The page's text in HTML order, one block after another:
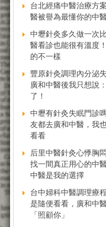
台北經痛中醫治療方
醫被譽為最懂你的中
中壢針灸多久做一次
醫看診也能很有溫度
的不一樣
豐原針灸調理內分泌
廣和中醫後我只想說
了！
中壢有針灸失眠門診
友都去廣和中醫，我
看看
后里中醫針灸心悸胸
找一間真正用心的中
中醫是我的選擇
台中婦科中醫調理療
是隨便看看，廣和中
「照顧你」